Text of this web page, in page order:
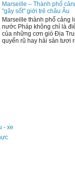
Marseille – Thành phố
"gây sốt" giới trẻ châu Âu
Marseille thành phố cảng
nước Pháp không chỉ là
của những cơn gió Địa
quyến rũ hay hải sản tươi
- xe